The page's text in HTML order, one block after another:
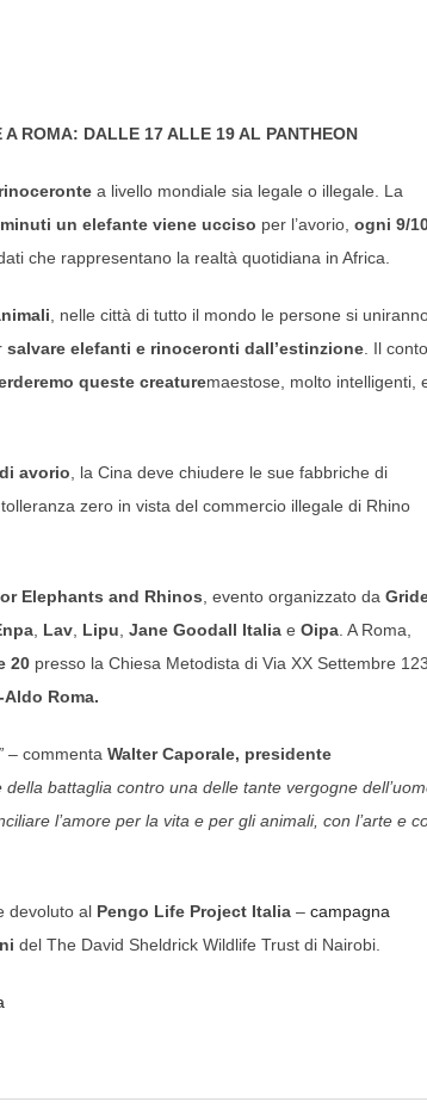
ROMA: DALLE 17 ALLE 19 AL PANTHEON
a livello mondiale sia legale o illegale. La
un elefante viene ucciso per l’avorio, ogni 9/
che rappresentano la realtà quotidiana in Africa.
, nelle città di tutto il mondo le persone si
salvare elefanti e rinoceronti dall’estinzione . Il conto
queste creaturemaestose, molto intelligenti,
avorio , la Cina deve chiudere le sue fabbriche di
zero in vista del commercio illegale di Rhino
Elephants and Rhinos , evento organizzato da
Lav Lipu Jane Goodall Italia e Oipa . A Roma,
20 presso la Chiesa Metodista di Via XX Settembre 123,
Roma.
– commenta Walter Caporale, presidente
battaglia contro una delle tante vergogne
l’amore per la vita e per gli animali, con l’arte e
devoluto al Pengo Life Project Italia – campagna
del The David Sheldrick Wildlife Trust di Nairobi.